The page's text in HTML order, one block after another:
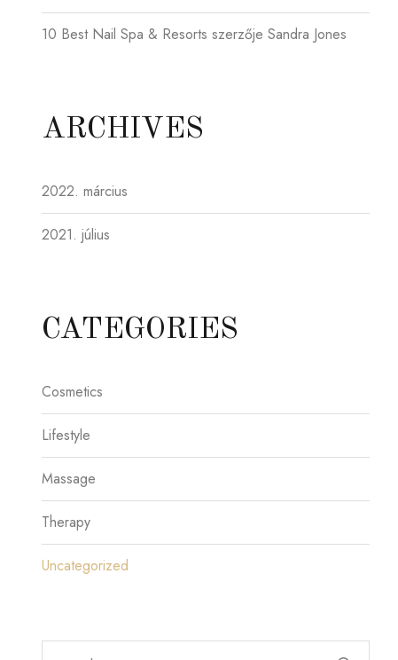
10 Best Nail Spa & Resorts szerzője Sandra Jones
ARCHIVES
2022. március
2021. július
CATEGORIES
Cosmetics
Lifestyle
Massage
Therapy
Uncategorized